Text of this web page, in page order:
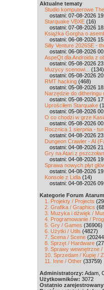
Aktualne tematy
Studio komputerowe
ostatni: 07-08-2026
Starquake VBXE (16)
ostatni: 07-08-2026
Książka Gorgha o
ostatni: 06-08-2026
Silly Venture 2026SE -
ostatni: 06-08-2026
AspeQt dla Androida z
ostatni: 05-08-2026
Muzycy scenowi...
(134)
ostatni: 05-08-2026
RMT hacking (468)
ostatni: 05-08-2026
Narzędzie do ditheringu
ostatni: 05-08-2026
Uprościłem Starquake
ostatni: 05-08-2026
O co chodzi w grze
ostatni: 05-08-2026
Rocznica 1 sierpnia -
ostatni: 04-08-2026
Dungeon Crawler - AI
ostatni: 04-08-2026
Gry na Atari z
ostatni: 04-08-2026
Sprawa nowych płyt
ostatni: 04-08-2026
Konsole z Lidla (14)
ostatni: 04-08-2026
Kategorie Forum Atarum
1. Projekty / Projects
2. Grafika / Graphics
3. Muzyka i dźwięk /
4. Programowanie /
5. Gry / Games (36906)
6. Użytki / Utils (4827)
7. Scena / Scene
8. Sprzęt / Hardware
9. Sprawy wewnętrzne /
10. Sprzedam / Kupię /
11. Inne / Other (33759)
Administratorzy: Adam,
Użytkowników: 3072
Ostatnio